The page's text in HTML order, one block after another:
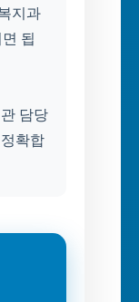
지과
됩
담당
확합